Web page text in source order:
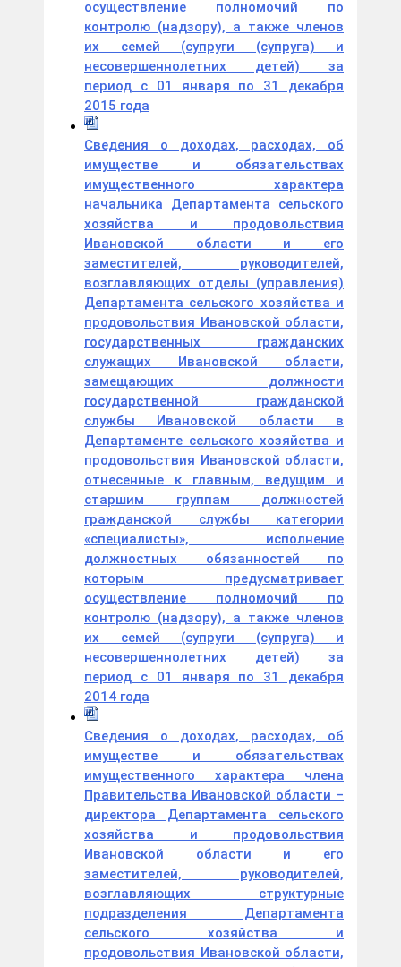
осуществление полномочий по
контролю (надзору), а также членов
их семей (супруги (супруга) и
несовершеннолетних детей) за
период с 01 января по 31 декабря
2015 года
Сведения о доходах, расходах, об
имуществе и обязательствах
имущественного характера
начальника Департамента сельского
хозяйства и продовольствия
Ивановской области и его
заместителей, руководителей,
возглавляющих отделы (управления)
Департамента сельского хозяйства и
продовольствия Ивановской области,
государственных гражданских
служащих Ивановской области,
замещающих должности
государственной гражданской
службы Ивановской области в
Департаменте сельского хозяйства и
продовольствия Ивановской области,
отнесенные к главным, ведущим и
старшим группам должностей
гражданской службы категории
«специалисты», исполнение
должностных обязанностей по
которым предусматривает
осуществление полномочий по
контролю (надзору), а также членов
их семей (супруги (супруга) и
несовершеннолетних детей) за
период с 01 января по 31 декабря
2014 года
Сведения о доходах, расходах, об
имуществе и обязательствах
имущественного характера члена
Правительства Ивановской области –
директора Департамента сельского
хозяйства и продовольствия
Ивановской области и его
заместителей, руководителей,
возглавляющих структурные
подразделения Департамента
сельского хозяйства и
продовольствия Ивановской области,